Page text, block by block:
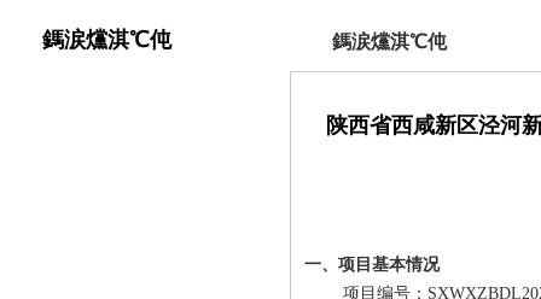
鎷涙爣淇℃伅 鎷涙爣淇℃伅
陕西省西咸新区泾河
一、项目基本情况
项目编号：